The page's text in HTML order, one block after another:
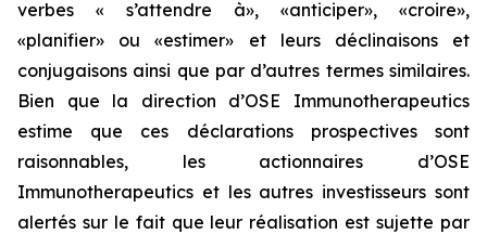
verbes « s’attendre à», «anticiper», «croire»,
«planifier» ou «estimer» et leurs déclinaisons et
conjugaisons ainsi que par d’autres termes similaires.
Bien que la direction d’OSE Immunotherapeutics
estime que ces déclarations prospectives sont
raisonnables, les actionnaires d’OSE
Immunotherapeutics et les autres investisseurs sont
alertés sur le fait que leur réalisation est sujette par